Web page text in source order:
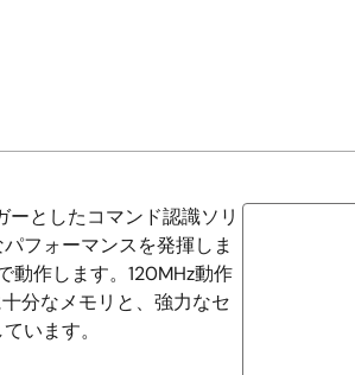
としたコマンド認識ソリ
フォーマンスを発揮しま
動作します。120MHz動作
分なメモリと、強力なセ
います。